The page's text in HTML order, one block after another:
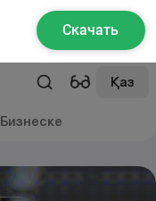
Скачать
Қаз
Бизнеске